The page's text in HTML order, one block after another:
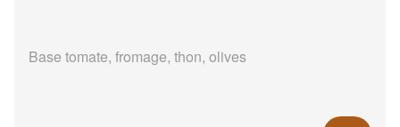
Base tomate, fromage, thon, olives